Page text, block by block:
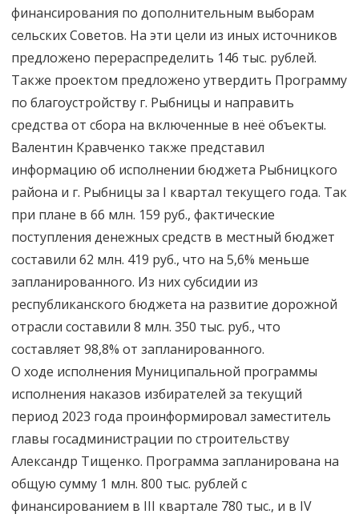
финансирования по дополнительным выборам
сельских Советов. На эти цели из иных источников
предложено перераспределить 146 тыс. рублей.
Также проектом предложено утвердить Программу
по благоустройству г. Рыбницы и направить
средства от сбора на включенные в неё объекты.
Валентин Кравченко также представил
информацию об исполнении бюджета Рыбницкого
района и г. Рыбницы за I квартал текущего года. Так
при плане в 66 млн. 159 руб., фактические
поступления денежных средств в местный бюджет
составили 62 млн. 419 руб., что на 5,6% меньше
запланированного. Из них субсидии из
республиканского бюджета на развитие дорожной
отрасли составили 8 млн. 350 тыс. руб., что
составляет 98,8% от запланированного.
О ходе исполнения Муниципальной программы
исполнения наказов избирателей за текущий
период 2023 года проинформировал заместитель
главы госадминистрации по строительству
Александр Тищенко. Программа запланирована на
общую сумму 1 млн. 800 тыс. рублей с
финансированием в III квартале 780 тыс., и в IV